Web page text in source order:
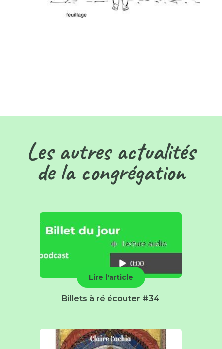
Les autres actualités
de la congrégation
Lire l'article
Billets à ré écouter #34